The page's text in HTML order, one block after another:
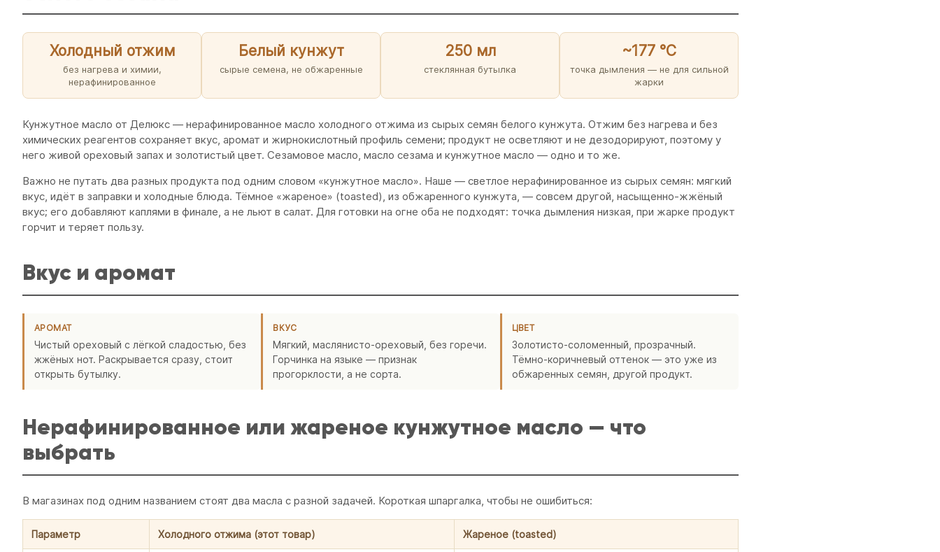
Холодный отжим
без нагрева и химии,
нерафинированное
Белый кунжут
сырые семена, не обжаренные
250 мл
стеклянная бутылка
~177 °C
точка дымления — не для сильной
жарки
Кунжутное масло от Делюкс — нерафинированное масло холодного отжима из сырых семян белого кунжута. Отжим без нагрева и без
химических реагентов сохраняет вкус, аромат и жирнокислотный профиль семени; продукт не осветляют и не дезодорируют, поэтому у
него живой ореховый запах и золотистый цвет. Сезамовое масло, масло сезама и кунжутное масло — одно и то же.
Важно не путать два разных продукта под одним словом «кунжутное масло». Наше — светлое нерафинированное из сырых семян: мягкий
вкус, идёт в заправки и холодные блюда. Тёмное «жареное» (toasted), из обжаренного кунжута, — совсем другой, насыщенно-жжёный
вкус; его добавляют каплями в финале, а не льют в салат. Для готовки на огне оба не подходят: точка дымления низкая, при жарке продукт
горчит и теряет пользу.
Вкус и аромат
АРОМАТ
Чистый ореховый с лёгкой сладостью, без
жжёных нот. Раскрывается сразу, стоит
открыть бутылку.
ВКУС
Мягкий, маслянисто-ореховый, без горечи.
Горчинка на языке — признак
прогорклости, а не сорта.
ЦВЕТ
Золотисто-соломенный, прозрачный.
Тёмно-коричневый оттенок — это уже из
обжаренных семян, другой продукт.
Нерафинированное или жареное кунжутное масло — что
выбрать
В магазинах под одним названием стоят два масла с разной задачей. Короткая шпаргалка, чтобы не ошибиться:
Параметр Холодного отжима (этот товар) Жареное (toasted)